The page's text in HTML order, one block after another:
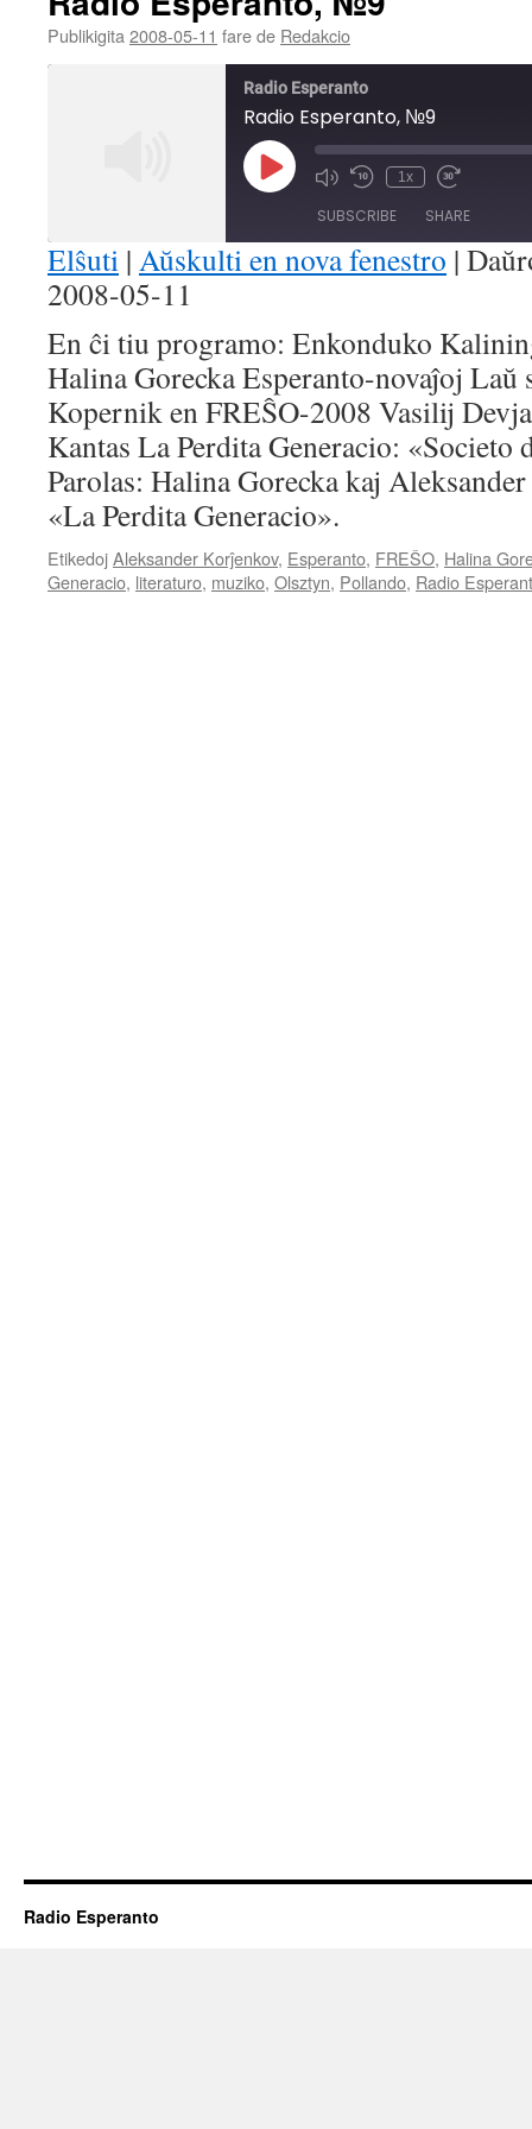
Publikigita 2008-05-11 fare de Redakcio
Radio Esperanto
Radio Esperanto, №9
Play
Episode Mute/Unmute
Rewind
Seconds
1x
Fast
30
seconds
SUBSCRIBE SHARE
SHARE
LINK
EMBED
Elŝuti | Aŭskulti en nova fenestro |
2008-05-11
En ĉi tiu programo: Enkonduko
Halina Gorecka Esperanto-novaĵoj
Kopernik en FREŜO-2008 Vasilij
Kantas La Perdita Generacio: «Societo
Parolas: Halina Gorecka kaj
«La Perdita Generacio».
EtikedojAleksander Korĵenkov, Esperanto, FREŜO, Halina
Generacio, literaturo, muziko, Olsztyn, Pollando, Radio
Radio Esperanto